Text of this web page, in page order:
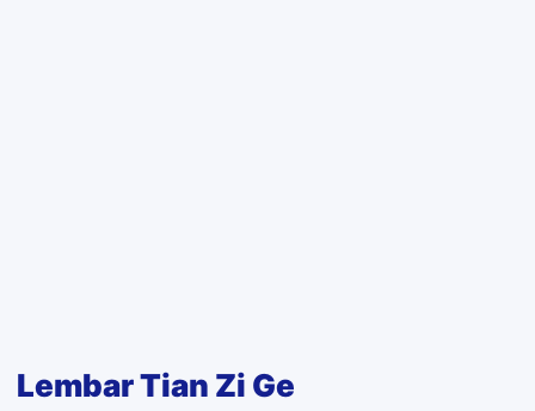
Lembar Tian Zi Ge